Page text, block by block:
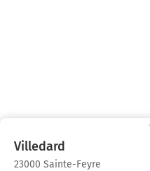
Villedard
23000 Sainte-Feyre